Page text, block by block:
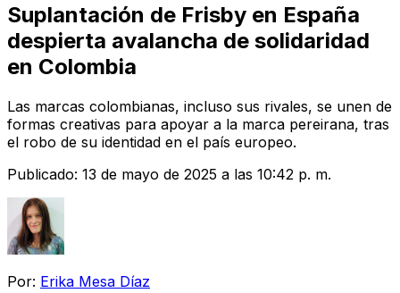
Suplantación de Frisby en España
despierta avalancha de solidaridad
en Colombia
Las marcas colombianas, incluso sus rivales, se unen de
formas creativas para apoyar a la marca pereirana, tras
el robo de su identidad en el país europeo.
Publicado: 13 de mayo de 2025 a las 10:42 p. m.
Por: Erika Mesa Díaz